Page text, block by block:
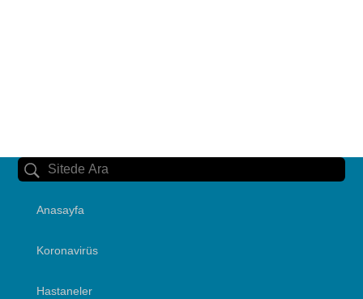
Anasayfa
Koronavirüs
Hastaneler